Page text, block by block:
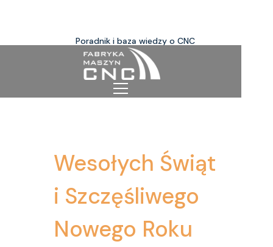
Poradnik i baza wiedzy o CNC
Wesołych Świąt
i Szczęśliwego
Nowego Roku